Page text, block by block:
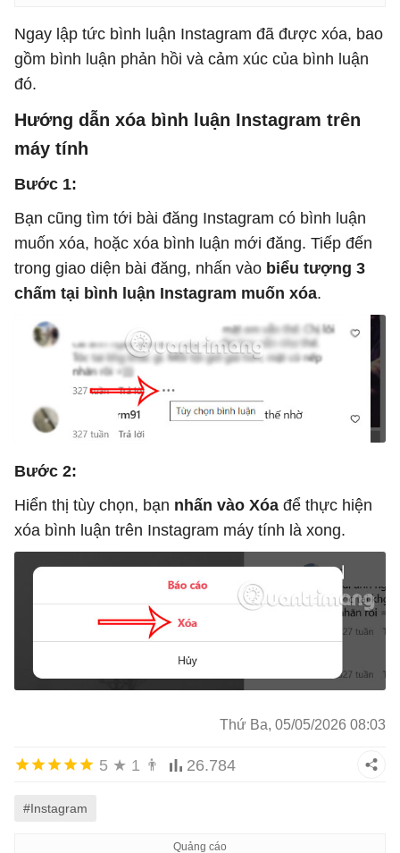
Ngay lập tức bình luận Instagram đã được xóa, bao
gồm bình luận phản hồi và cảm xúc của bình luận
đó.
Hướng dẫn xóa bình luận Instagram trên
máy tính
Bước 1:
Bạn cũng tìm tới bài đăng Instagram có bình luận
muốn xóa, hoặc xóa bình luận mới đăng. Tiếp đến
trong giao diện bài đăng, nhấn vào biểu tượng 3
chấm tại bình luận Instagram muốn xóa.
Bước 2:
Hiển thị tùy chọn, bạn nhấn vào Xóa để thực hiện
xóa bình luận trên Instagram máy tính là xong.
Thứ Ba, 05/05/2026 08:03
5 ★ 1 👨 26.784
#Instagram